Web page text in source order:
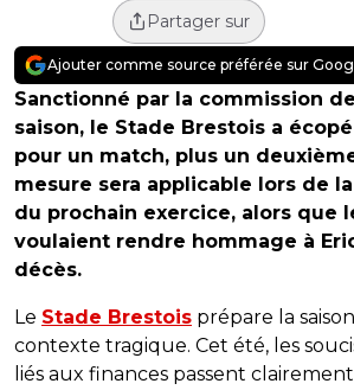
Partager sur
Ajouter comme source préférée sur
Sanctionné par la commission
saison, le Stade Brestois a
pour un match, plus un
mesure sera applicable lors de
du prochain exercice, alors que
voulaient rendre hommage à
décès.
Le Stade Brestois prépare la
contexte tragique. Cet été, les
liés aux finances passent